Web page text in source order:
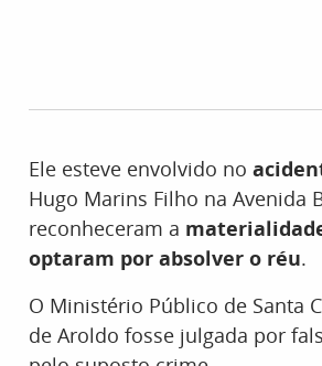
Ele esteve envolvido no
Hugo Marins Filho na Avenida
reconheceram a
optaram por absolver o réu.
O Ministério Público de Santa
de Aroldo fosse julgada por